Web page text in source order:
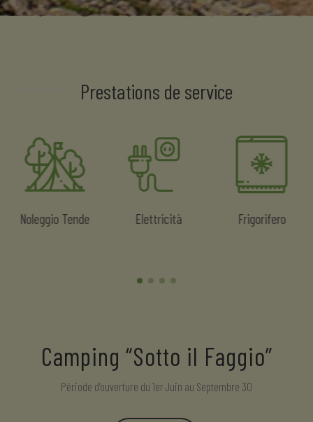
Prestations de service
Noleggio Tende Elettricità Frigorifero
Camping “Sotto il Faggio”
Période d’ouverture du 1er Juin au Septembre 30